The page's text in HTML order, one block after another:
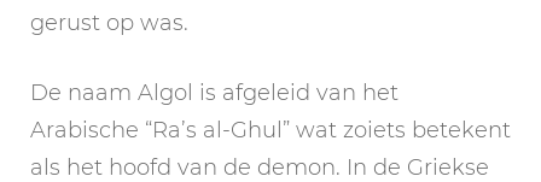
gerust op was.
De naam Algol is afgeleid van het
Arabische “Ra’s al-Ghul” wat zoiets betekent
als het hoofd van de demon. In de Griekse